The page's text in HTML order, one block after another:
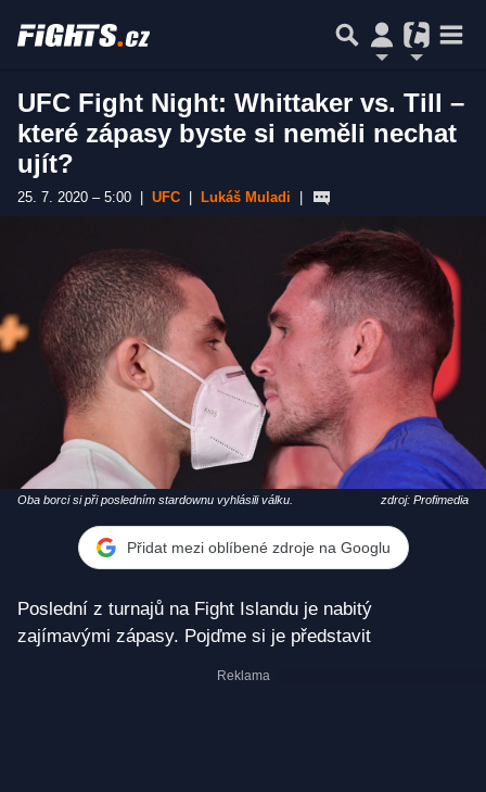
UFC Fight Night: Whittaker vs. Till –
které zápasy byste si neměli nechat
ujít?
25. 7. 2020 – 5:00 UFC Lukáš Muladi
Oba borci si při posledním stardownu vyhlásili válku. zdroj: Profimedia
Přidat mezi oblíbené zdroje na Googlu
Poslední z turnajů na Fight Islandu je nabitý
zajímavými zápasy. Pojďme si je představit